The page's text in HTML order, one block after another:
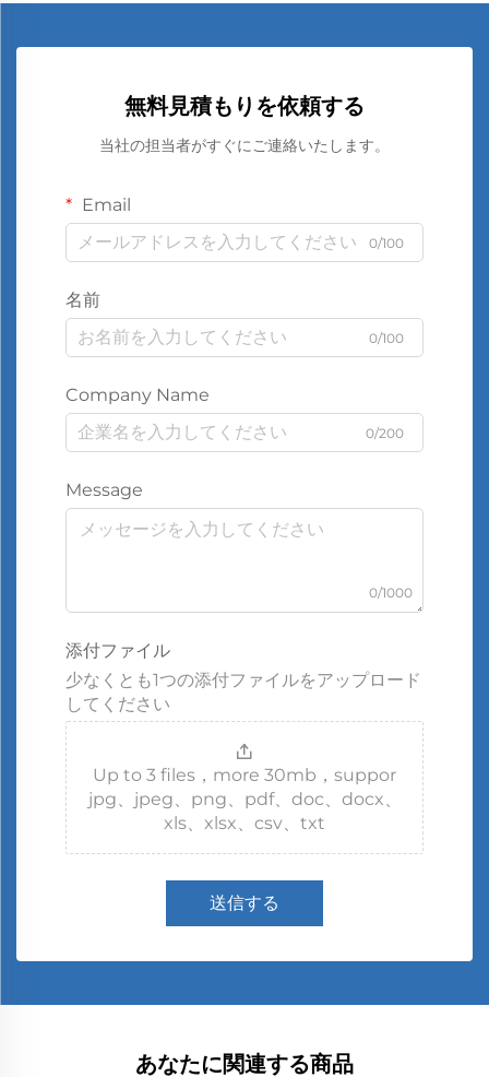
無料見積もりを依頼する
当社の担当者がすぐにご連絡いたします。
Email
0/100
名前
0/100
Company Name
0/200
Message
0/1000
添付ファイル
少なくとも1つの添付ファイルをアップロード
してください
Up to 3 files，more 30mb，suppor
jpg、jpeg、png、pdf、doc、docx、
xls、xlsx、csv、txt
送信する
あなたに関連する商品